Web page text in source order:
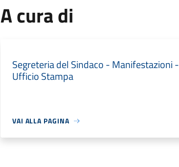
A cura di
Segreteria del Sindaco - Manifestazioni -
Ufficio Stampa
VAI ALLA PAGINA